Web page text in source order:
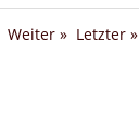
Weiter » Letzter »